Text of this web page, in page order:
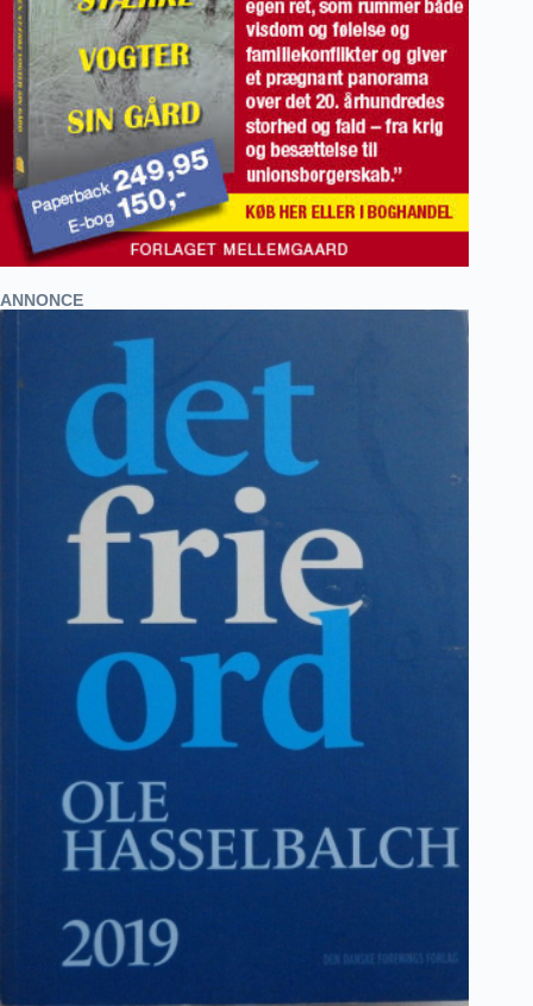
ANNONCE